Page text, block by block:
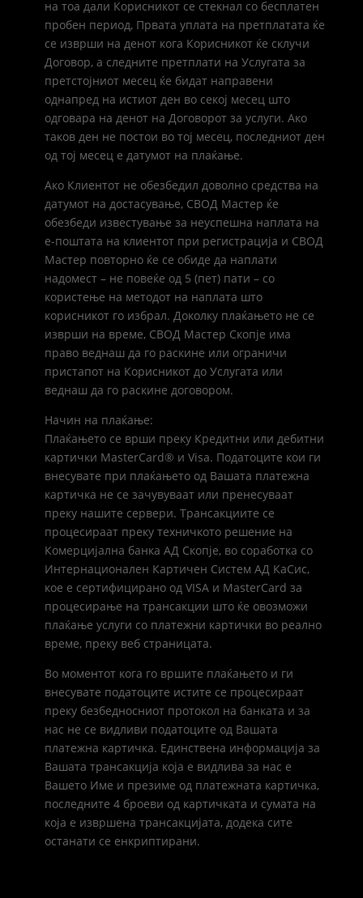
на тоа дали Корисникот се стекнал со бесплатен
пробен период, Првата уплата на претплатата ќе
се изврши на денот кога Корисникот ќе склучи
Договор, а следните претплати на Услугата за
претстојниот месец ќе бидат направени
однапред на истиот ден во секој месец што
одговара на денот на Договорот за услуги. Ако
таков ден не постои во тој месец, последниот ден
од тој месец е датумот на плаќање.
Ако Клиентот не обезбедил доволно средства на
датумот на достасување, СВОД Мастер ќе
обезбеди известување за неуспешна наплата на
е-поштата на клиентот при регистрација и СВОД
Мастер повторно ќе се обиде да наплати
надомест – не повеќе од 5 (пет) пати – со
користење на методот на наплата што
корисникот го избрал. Доколку плаќањето не се
изврши на време, СВОД Мастер Скопје има
право веднаш да го раскине или ограничи
пристапот на Корисникот до Услугата или
веднаш да го раскине договором.
Начин на плаќање:
Плаќањето се врши преку Кредитни или дебитни
картички MasterCard® и Visa. Податоците кои ги
внесувате при плаќањето од Вашата платежна
картичка не се зачувуваат или пренесуваат
преку нашите сервери. Трансакциите се
процесираат преку техничкото решение на
Комерцијална банка АД Скопје, во соработка со
Интернационален Картичен Систем АД КаСис,
кое е сертифицирано од VISA и MasterCard за
процесирање на трансакции што ќе овозможи
плаќање услуги со платежни картички во реално
време, преку веб страницата.
Во моментот кога го вршите плаќањето и ги
внесувате податоците истите се процесираат
преку безбедносниот протокол на банката и за
нас не се видливи податоците од Вашата
платежна картичка. Единствена информација за
Вашата трансакција која е видлива за нас е
Вашето Име и презиме од платежната картичка,
последните 4 броеви од картичката и сумата на
која е извршена трансакцијата, додека сите
останати се енкриптирани.